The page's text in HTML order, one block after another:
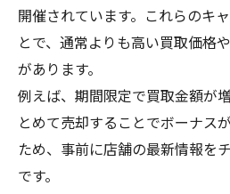
開催されています。これらのキ
とで、通常よりも高い買取価格
があります。
例えば、期間限定で買取金額が
とめて売却することでボーナス
ため、事前に店舗の最新情報を
です。